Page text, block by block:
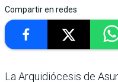
Compartir en redes
La Arquidiócesis de